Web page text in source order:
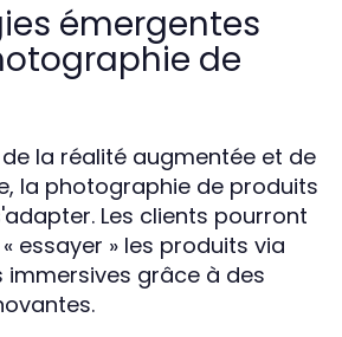
émergentes
de
la réalité augmentée et de
la photographie de produits
Les clients pourront
essayer » les produits via
immersives grâce à des